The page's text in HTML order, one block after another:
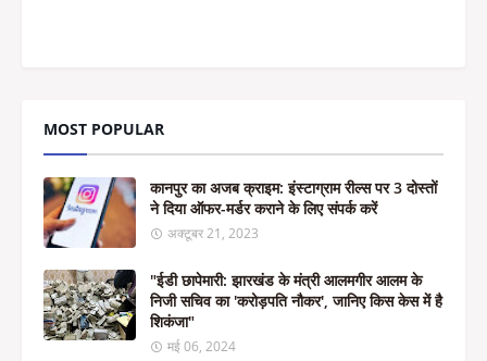
MOST POPULAR
कानपुर का अजब क्राइम: इंस्टाग्राम रील्स पर 3 दोस्तों
ने दिया ऑफर-मर्डर कराने के लिए संपर्क करें
अक्टूबर 21, 2023
"ईडी छापेमारी: झारखंड के मंत्री आलमगीर आलम के
निजी सचिव का 'करोड़पति नौकर', जानिए किस केस में है
शिकंजा"
मई 06, 2024